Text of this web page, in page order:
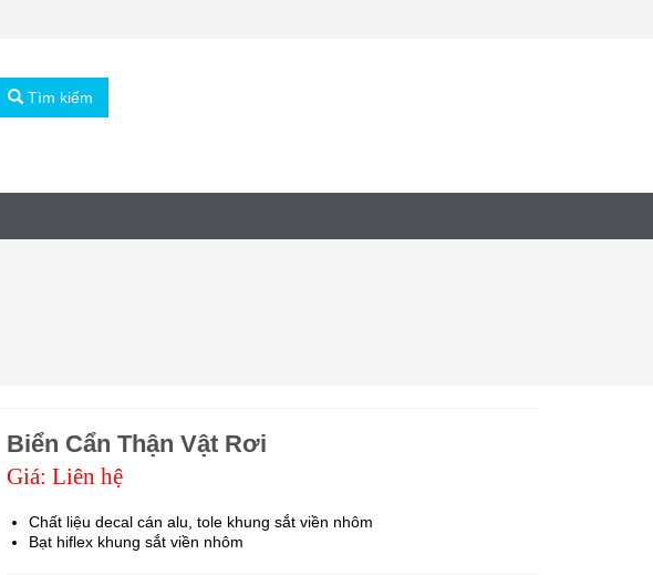
Tìm kiếm
Biển Cẩn Thận Vật Rơi
Giá: Liên hệ
Chất liệu decal cán alu, tole khung sắt viền nhôm
Bạt hiflex khung sắt viền nhôm